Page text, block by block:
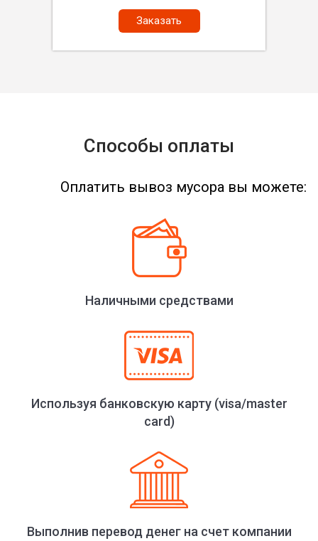
Заказать
Способы оплаты
Оплатить вывоз мусора вы можете:
Наличными средствами
Используя банковскую карту (visa/master
card)
Выполнив перевод денег на счет компании